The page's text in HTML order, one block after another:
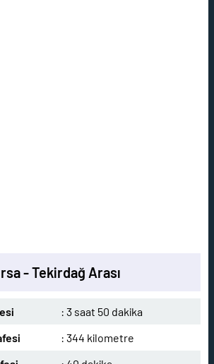
- Tekirdağ Arası
: 3 saat 50 dakika
: 344 kilometre